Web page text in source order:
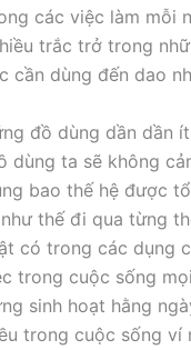
các việc làm mỗi
trắc trở trong
cần dùng đến dao
đồ dùng dần dần
ta sẽ không
bao thế hệ được
thế đi qua từng
có trong các dụng
trong cuộc sống
sinh hoạt hằng
trong cuộc sống ví